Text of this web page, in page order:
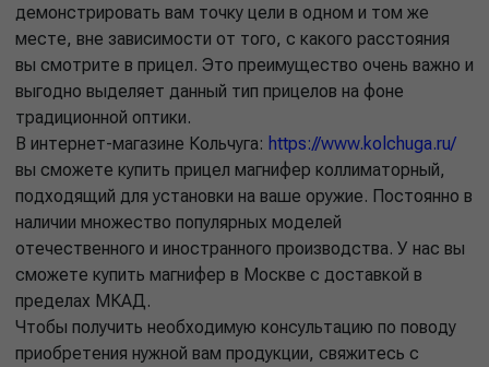
демонстрировать вам точку цели в одном и том же
месте, вне зависимости от того, с какого расстояния
вы смотрите в прицел. Это преимущество очень важно и
выгодно выделяет данный тип прицелов на фоне
традиционной оптики.
В интернет-магазине Кольчуга: https://www.kolchuga.ru/
вы сможете купить прицел магнифер коллиматорный,
подходящий для установки на ваше оружие. Постоянно в
наличии множество популярных моделей
отечественного и иностранного производства. У нас вы
сможете купить магнифер в Москве с доставкой в
пределах МКАД.
Чтобы получить необходимую консультацию по поводу
приобретения нужной вам продукции, свяжитесь с